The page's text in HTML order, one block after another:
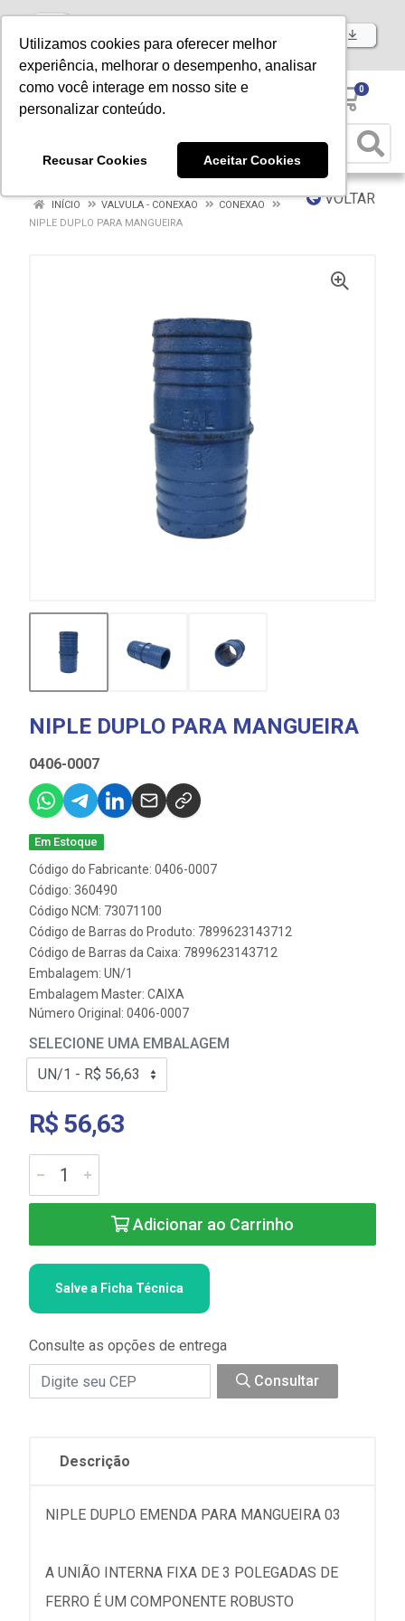
Utilizamos cookies para oferecer melhor
experiência, melhorar o desempenho, analisar
como você interage em nosso site e
personalizar conteúdo.
Recusar Cookies Aceitar Cookies
Baixe já nosso APP
0
VOLTAR
INÍCIO VALVULA - CONEXAO
CONEXAO
NIPLE DUPLO PARA MANGUEIRA
NIPLE DUPLO PARA MANGUEIRA
0406-0007
Em Estoque
Código do Fabricante: 0406-0007
Código: 360490
Código NCM: 73071100
Código de Barras do Produto: 7899623143712
Código de Barras da Caixa: 7899623143712
Embalagem: UN/1
Embalagem Master: CAIXA
Número Original: 0406-0007
SELECIONE UMA EMBALAGEM
R$ 56,63
Adicionar ao Carrinho
Salve a Ficha Técnica
Consulte as opções de entrega
Consultar
Descrição
NIPLE DUPLO EMENDA PARA MANGUEIRA 03
A UNIÃO INTERNA FIXA DE 3 POLEGADAS DE
FERRO É UM COMPONENTE ROBUSTO